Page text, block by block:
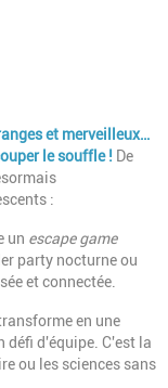
et merveilleux…
le souffle ! De
:
un escape game
party nocturne ou
et connectée.
en une
défi d'équipe. C'est la
ou les sciences sans